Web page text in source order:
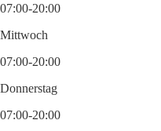
07:00-20:00
Mittwoch
07:00-20:00
Donnerstag
07:00-20:00